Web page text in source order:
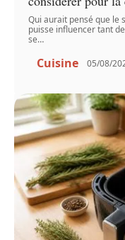
Qui aurait pensé que le
puisse influencer tant
se…
Cuisine 05/08/